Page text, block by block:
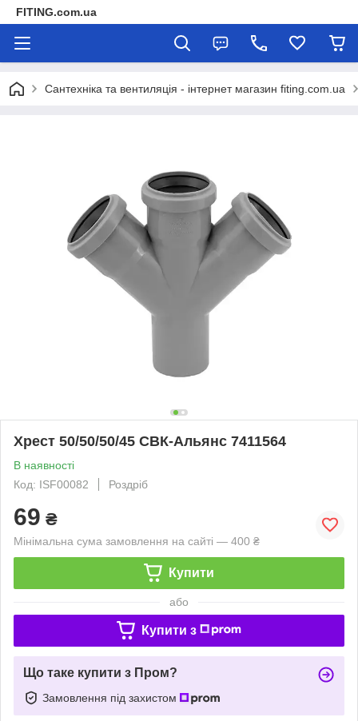
FITING.com.ua
Сантехніка та вентиляція - інтернет магазин fiting.com.ua
Хрест 50/50/50/45 СВК-Альянс 7411564
В наявності
Код: ISF00082
Роздріб
69 ₴
Мінімальна сума замовлення на сайті — 400 ₴
Купити
або
Купити з
Що таке купити з Пром?
Замовлення під захистом